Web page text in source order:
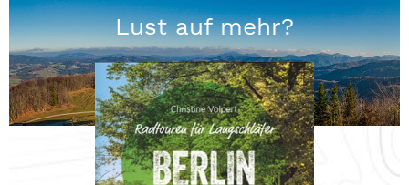
Lust auf mehr?